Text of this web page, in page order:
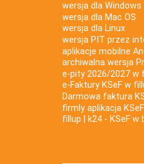
wersja dla Windows
wersja dla Mac OS
wersja dla Linux
wersja PIT przez
aplikacje mobilne
archiwalna wersja
e-pity 2026/2027 w
e‑Faktury KSeF w
Darmowa faktura
firmly aplikacja
fillup | k24 - KSeF